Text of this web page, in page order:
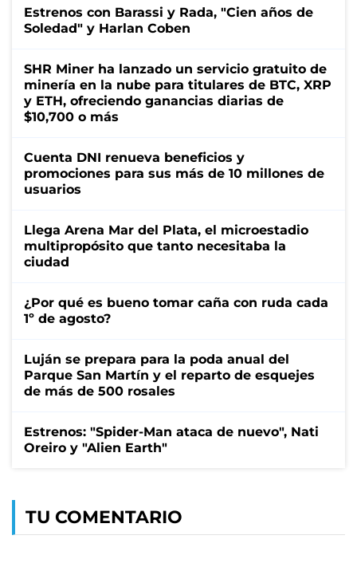
Estrenos con Barassi y Rada, "Cien años de
Soledad" y Harlan Coben
SHR Miner ha lanzado un servicio gratuito de
minería en la nube para titulares de BTC, XRP
y ETH, ofreciendo ganancias diarias de
$10,700 o más
Cuenta DNI renueva beneficios y
promociones para sus más de 10 millones de
usuarios
Llega Arena Mar del Plata, el microestadio
multipropósito que tanto necesitaba la
ciudad
¿Por qué es bueno tomar caña con ruda cada
1º de agosto?
Luján se prepara para la poda anual del
Parque San Martín y el reparto de esquejes
de más de 500 rosales
Estrenos: "Spider-Man ataca de nuevo", Nati
Oreiro y "Alien Earth"
TU COMENTARIO